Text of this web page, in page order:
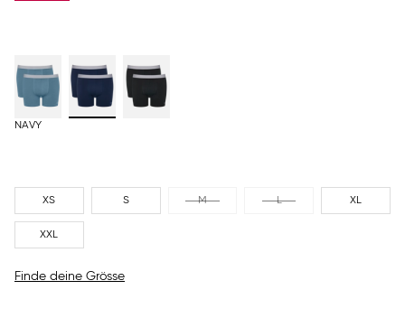
NAVY
XS S M L XL
XXL
Finde deine Grösse